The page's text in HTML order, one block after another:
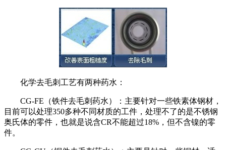
化学去毛刺工艺有两种药水：
CG-FE（铁件去毛刺药水）：主要针对一些铁素体钢材，
目前可以处理350多种不同材质的工件，处理不了的是不锈钢
奥氏体的零件，也就是说含CR不能超过18%，但不含镍的零
件。